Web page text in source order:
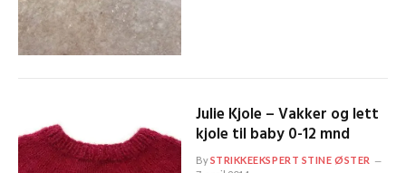
Julie Kjole – Vakker og lett
kjole til baby 0-12 mnd
BySTRIKKEEKSPERT STINE ØSTER